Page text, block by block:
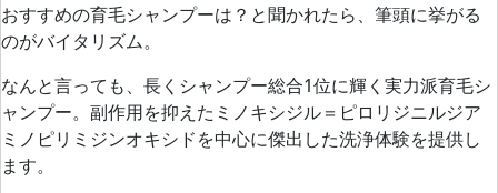
おすすめの育毛シャンプーは？と聞かれたら、筆頭に挙がる
のがバイタリズム。
なんと言っても、長くシャンプー総合1位に輝く実力派育毛シ
ャンプー。副作用を抑えたミノキシジル＝ピロリジニルジア
ミノピリミジンオキシドを中心に傑出した洗浄体験を提供し
ます。